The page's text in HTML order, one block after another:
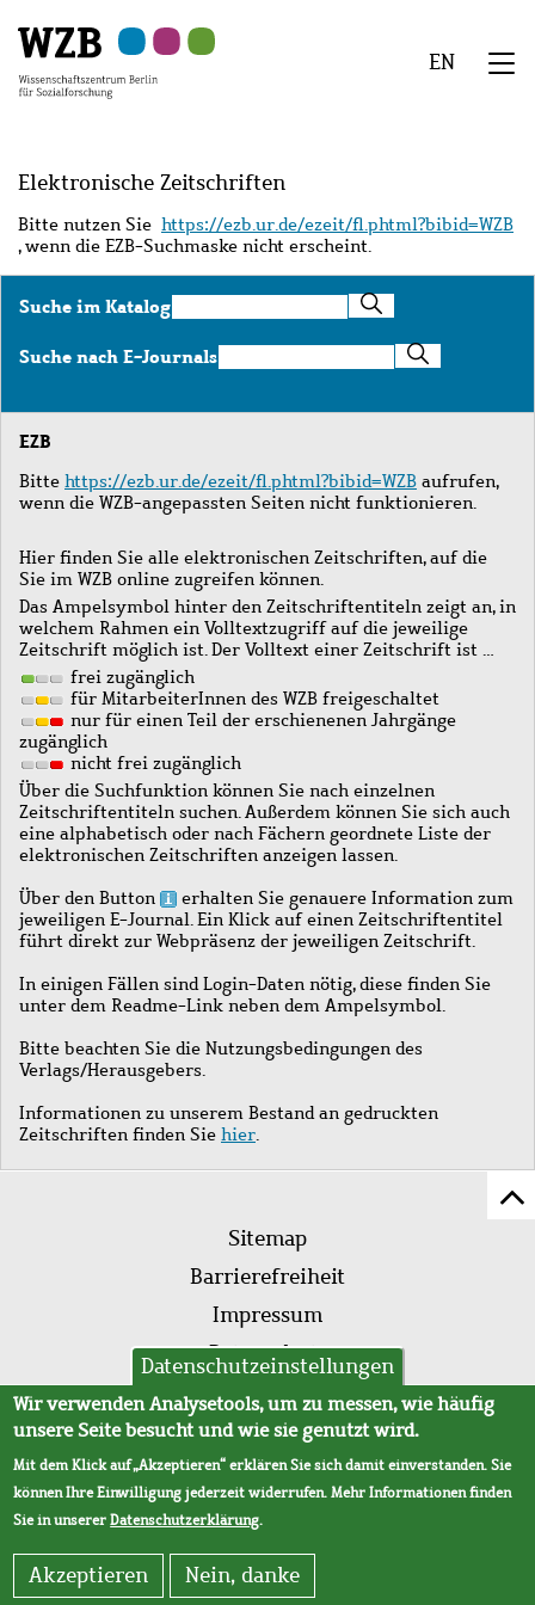
Hauptinhalt
springen
Navigation
springen
Suche
springen
Sekundärnavigation
springen
Fußzeile
springen
EN
Elektronische Zeitschriften
Bitte nutzen Sie https://ezb.ur.de/ezeit/fl.phtml?bibid=WZB
, wenn die EZB-Suchmaske nicht erscheint.
Suche im KatalogSuche
im
Katalog
Suche nach E-JournalsSuche
nach
Journals
EZB
Bitte https://ezb.ur.de/ezeit/fl.phtml?bibid=WZB aufrufen,
wenn die WZB-angepassten Seiten nicht funktionieren.
Hier finden Sie alle elektronischen Zeitschriften, auf die
Sie im WZB online zugreifen können.
Das Ampelsymbol hinter den Zeitschriftentiteln zeigt an, in
welchem Rahmen ein Volltextzugriff auf die jeweilige
Zeitschrift möglich ist. Der Volltext einer Zeitschrift ist …
frei zugänglich
für MitarbeiterInnen des WZB freigeschaltet
nur für einen Teil der erschienenen Jahrgänge
zugänglich
nicht frei zugänglich
Über die Suchfunktion können Sie nach einzelnen
Zeitschriftentiteln suchen. Außerdem können Sie sich auch
eine alphabetisch oder nach Fächern geordnete Liste der
elektronischen Zeitschriften anzeigen lassen.
Über den Button
erhalten Sie genauere Information zum
jeweiligen E-Journal. Ein Klick auf einen Zeitschriftentitel
führt direkt zur Webpräsenz der jeweiligen Zeitschrift.
In einigen Fällen sind Login-Daten nötig, diese finden Sie
unter dem Readme-Link neben dem Ampelsymbol.
Bitte beachten Sie die Nutzungsbedingungen des
Verlags/Herausgebers.
Informationen zu unserem Bestand an gedruckten
Zeitschriften finden Sie hier.
Fußleistenmenü
Sitemap
Barrierefreiheit
Impressum
Datenschutz
AVB
Datenschutzeinstellungen
Wir verwenden Analysetools, um zu messen, wie häufig
unsere Seite besucht und wie sie genutzt wird.
Mit dem Klick auf „Akzeptieren“ erklären Sie sich damit einverstanden. Sie
können Ihre Einwilligung jederzeit widerrufen. Mehr Informationen finden
Sie in unsererDatenschutzerklärung.
Akzeptieren Nein, danke